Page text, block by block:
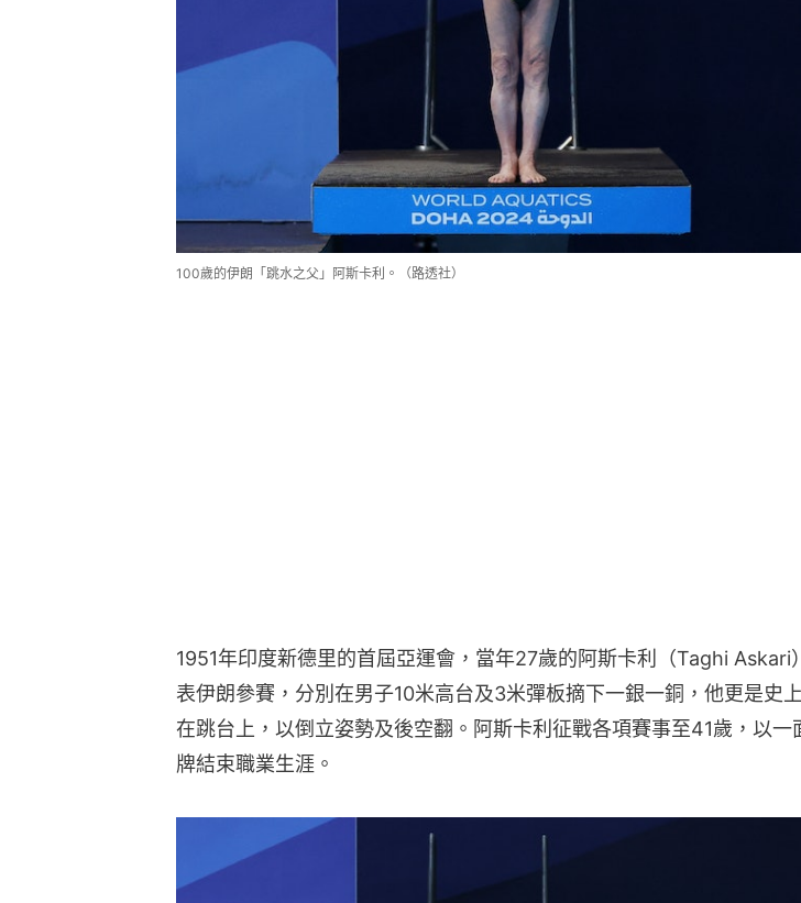
100歲的伊朗「跳水之父」阿斯卡利。（路透社）
1951年印度新德里的首屆亞運會，當年27歲的阿斯卡利（Taghi Askari
表伊朗參賽，分別在男子10米高台及3米彈板摘下一銀一銅，他更是史
在跳台上，以倒立姿勢及後空翻。阿斯卡利征戰各項賽事至41歲，以一
牌結束職業生涯。